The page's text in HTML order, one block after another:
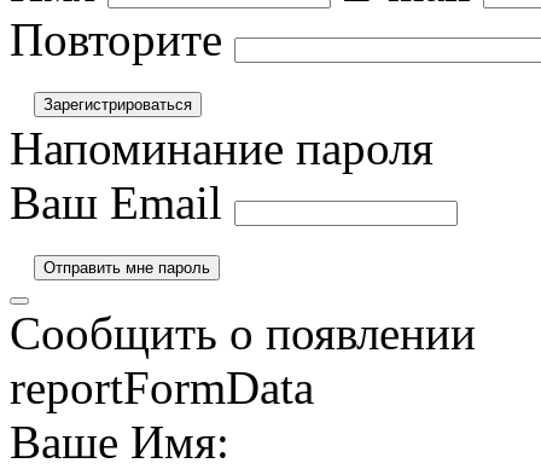
Повторите
Напоминание пароля
Ваш Email
Сообщить о появлении
reportFormData
Ваше Имя: